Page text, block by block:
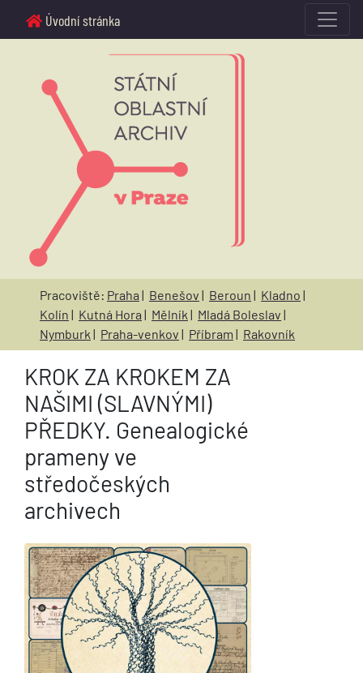
Úvodní stránka
Pracoviště: Praha | Benešov | Beroun | Kladno |
Kolín | Kutná Hora | Mělník | Mladá Boleslav |
Nymburk | Praha-venkov | Příbram | Rakovník
KROK ZA KROKEM ZA
NAŠIMI (SLAVNÝMI)
PŘEDKY. Genealogické
prameny ve
středočeských
archivech